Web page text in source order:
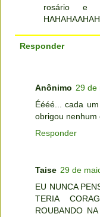
rosário e
Responder
Anônimo 29 de
Éééé... cada
obrigou nenhum
Responder
Taise 29 de
EU NUNCA
TERIA
ROUBANDO